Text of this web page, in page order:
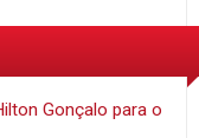
Gonçalo para o